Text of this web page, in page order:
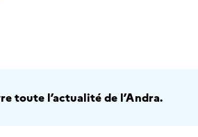
toute l’actualité de l’Andra.